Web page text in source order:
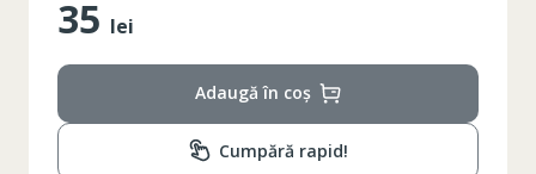
35 lei
Adaugă în coș
Cumpără rapid!